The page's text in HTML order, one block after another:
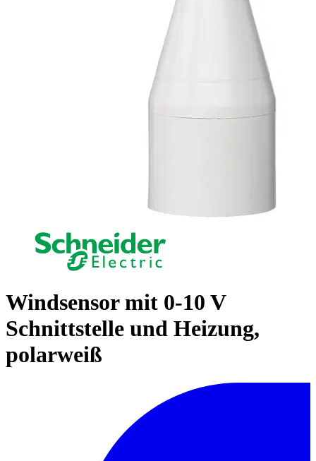
Windsensor mit 0-10 V
Schnittstelle und Heizung,
polarweiß